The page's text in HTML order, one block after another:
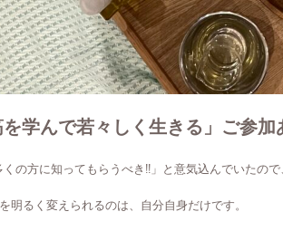
学んで若々しく生きる」ご参
くの方に知ってもらうべき!!」と意気込んでいたの
明るく変えられるのは、自分自身だけです。